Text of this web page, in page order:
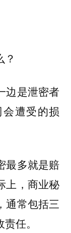
边是泄密者
遭受的损
最多就是赔
上，商业秘
通常包括三
任。